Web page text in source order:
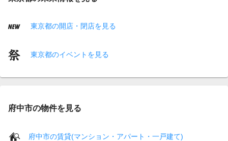
東京都の開店・閉店を見る
東京都のイベントを見る
府中市の物件を見る
府中市の賃貸(マンション・アパート・一戸建て)